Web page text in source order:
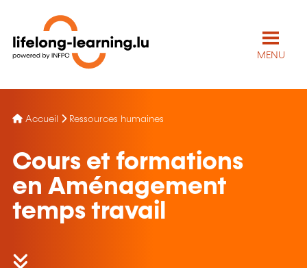
MENU
Accueil Ressources humaines
Cours et formations
en Aménagement
temps travail